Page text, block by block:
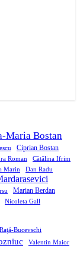
Maria Bostan
Ciprian Bostan
Roman
Cătălina Ifrim
Marin
Dan Radu
Marian Berdan
Nicoleta Gall
Bucevschi
Valentin Maior